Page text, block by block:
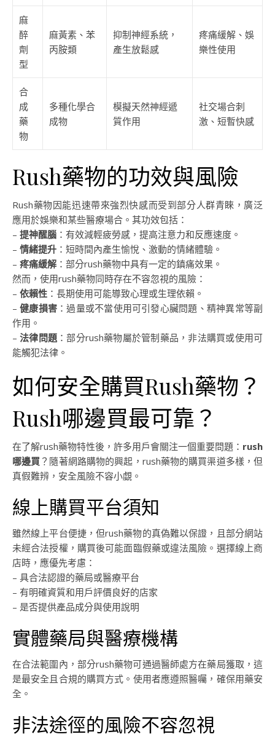
麻
醉
劑
型
麻黃素、苯
丙胺類
抑制神經系統，
產生放鬆感
疼痛緩解、娛
樂性使用
合
成
藥
物
多種化學合
成物
模擬天然神經遞
質作用
社交場合刺
激、短暫快感
Rush藥物的功效與風險
Rush藥物因能迅速帶來強烈快感而受到部分人群青睞，廣泛
應用於娛樂和某些醫療場合。其功效包括：
– 提神醒腦 ：有效減輕疲勞感，提高注意力和反應速度。
– 情緒提升 ：短時間內產生愉悅、激動的情緒體驗。
– 疼痛緩解 ：部分rush藥物中具有一定的鎮痛效果。
然而，使用rush藥物同時存在不容忽視的風險：
– 依賴性 ：長期使用可能導致心理或生理依賴。
–健康損害 ：過量或不當使用可引發心臟問題、精神異常等副
作用。
–法律問題 ：部分rush藥物屬於管制藥品，非法購買或使用可
能觸犯法律。
如何安全購買Rush藥物？
Rush哪邊買最可靠？
在了解rush藥物特性後，許多用戶會關注一個重要問題： rush
哪邊買 ？隨著網路購物的興起，rush藥物的購買渠道多樣，但
真假難辨，安全風險不容小覷。
線上購買平台須知
雖然線上平台便捷，但rush藥物的真偽難以保證，且部分網站
未經合法授權，購買後可能面臨假藥或違法風險。選擇線上商
店時，應優先考慮：
– 具合法認證的藥局或醫療平台
– 有明確資質和用戶評價良好的店家
– 是否提供產品成分與使用說明
實體藥局與醫療機構
在合法範圍內，部分rush藥物可通過醫師處方在藥局獲取，這
是最安全且合規的購買方式。使用者應遵照醫囑，確保用藥安
全。
非法途徑的風險不容忽視